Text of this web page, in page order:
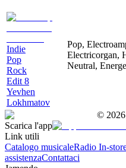
Indie
Pop
Rock
Edit 8
Yevhen
Lokhmatov
Pop,
Electricorgan,
Neutral,
© 2026
Scarica l'app
Link utili
Catalogo musicaleRadio In-
assistenzaContattaci